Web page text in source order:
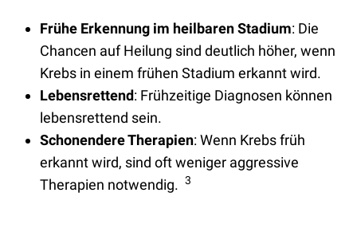
Frühe Erkennung im heilbaren Stadium: Die
Chancen auf Heilung sind deutlich höher, wenn
Krebs in einem frühen Stadium erkannt wird.
Lebensrettend: Frühzeitige Diagnosen können
lebensrettend sein.
Schonendere Therapien: Wenn Krebs früh
erkannt wird, sind oft weniger aggressive
Therapien notwendig. 3